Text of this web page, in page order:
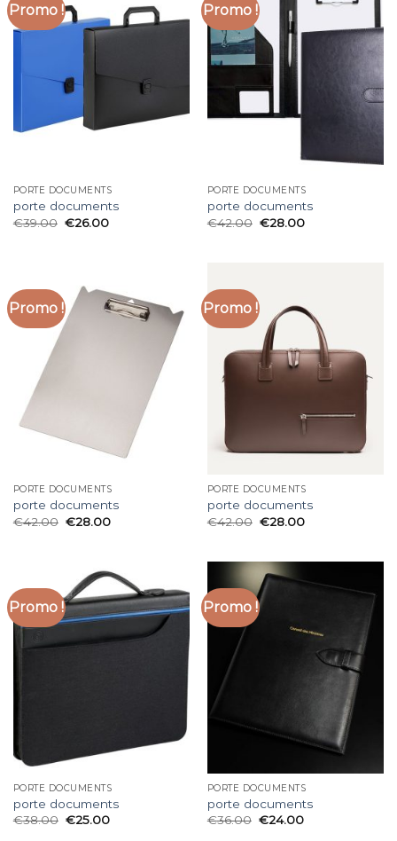
Promo !
PORTE DOCUMENTS
porte documents
€39.00 €26.00
Promo !
PORTE DOCUMENTS
porte documents
€42.00 €28.00
Promo !
PORTE DOCUMENTS
porte documents
€42.00 €28.00
Promo !
PORTE DOCUMENTS
porte documents
€42.00 €28.00
Promo !
PORTE DOCUMENTS
porte documents
€38.00 €25.00
Promo !
PORTE DOCUMENTS
porte documents
€36.00 €24.00